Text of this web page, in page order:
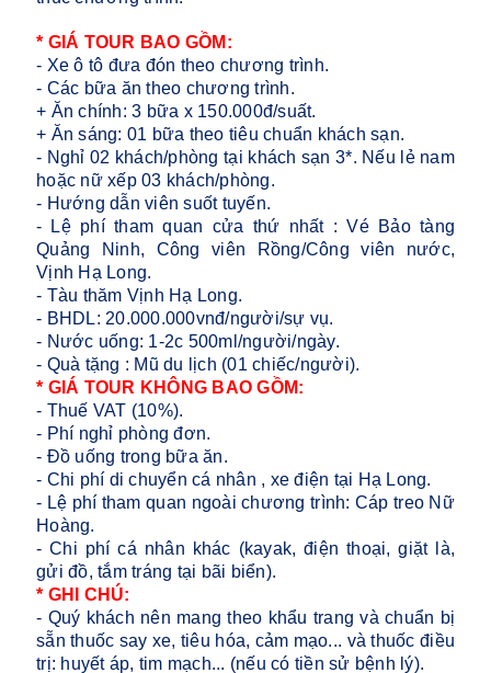
* GIÁ TOUR BAO GỒM:
- Xe ô tô đưa đón theo chương trình.
- Các bữa ăn theo chương trình.
+ Ăn chính: 3 bữa x 150.000đ/suất.
+ Ăn sáng: 01 bữa theo tiêu chuẩn khách sạn.
- Nghỉ 02 khách/phòng tại khách sạn 3*. Nếu lẻ nam
hoặc nữ xếp 03 khách/phòng.
- Hướng dẫn viên suốt tuyến.
- Lệ phí tham quan cửa thứ nhất : Vé Bảo tàng
Quảng Ninh, Công viên Rồng/Công viên nước,
Vịnh Hạ Long.
- Tàu thăm Vịnh Hạ Long.
- BHDL: 20.000.000vnđ/người/sự vụ.
- Nước uống: 1-2c 500ml/người/ngày.
- Quà tặng : Mũ du lịch (01 chiếc/người).
* GIÁ TOUR KHÔNG BAO GỒM:
- Thuế VAT (10%).
- Phí nghỉ phòng đơn.
- Đồ uống trong bữa ăn.
- Chi phí di chuyển cá nhân , xe điện tại Hạ Long.
- Lệ phí tham quan ngoài chương trình: Cáp treo Nữ
Hoàng.
- Chi phí cá nhân khác (kayak, điện thoại, giặt là,
gửi đồ, tắm tráng tại bãi biển).
* GHI CHÚ:
- Quý khách nên mang theo khẩu trang và chuẩn bị
sẵn thuốc say xe, tiêu hóa, cảm mạo... và thuốc điều
trị: huyết áp, tim mạch... (nếu có tiền sử bệnh lý).